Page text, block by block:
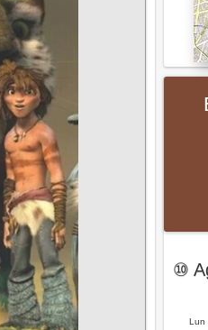
⑩
Lun